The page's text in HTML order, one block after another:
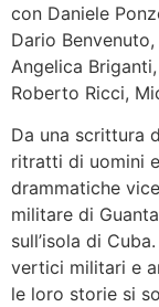
con Daniele
Dario
Angelica
Roberto Ricci,
Da una scrittura
ritratti di uomini
drammatiche
militare di
sull’isola di
vertici militari e
le loro storie si